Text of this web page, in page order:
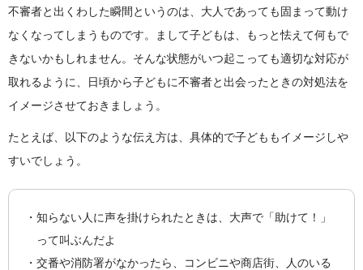
不審者と出くわした瞬間というのは、大人であっても固まって動け
なくなってしまうものです。まして子どもは、もっと怯えて何もで
きないかもしれません。そんな状態がいつ起こっても適切な対応が
取れるように、日頃から子どもに不審者と出会ったときの対処法を
イメージさせておきましょう。
たとえば、以下のような伝え方は、具体的で子どももイメージしや
すいでしょう。
知らない人に声を掛けられたときは、大声で「助けて！」
って叫ぶんだよ
交番や消防署がなかったら、コンビニや商店街、人のいる